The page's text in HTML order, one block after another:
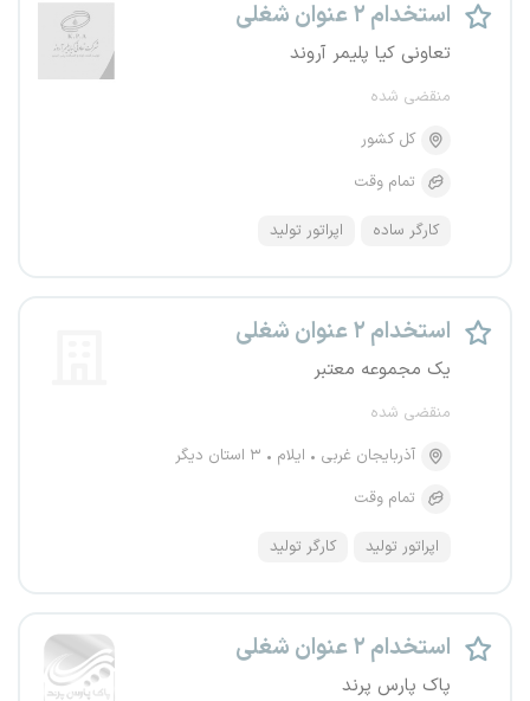
استخدام ۲ عنوان شغلی
تعاونی کیا پلیمر آروند
منقضی شده
کل کشور
تمام وقت
کارگر ساده اپراتور تولید
استخدام ۲ عنوان شغلی
یک مجموعه معتبر
منقضی شده
آذربایجان غربی
ایلام
۳ استان دیگر
تمام وقت
اپراتور تولید کارگر تولید
استخدام ۲ عنوان شغلی
پاک پارس پرند